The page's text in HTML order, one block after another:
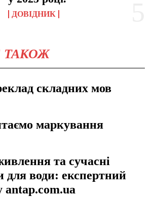
ДОВІДНИК
ТАКОЖ
складних мов
маркування
та сучасні
для води: експертний
antap.com.ua